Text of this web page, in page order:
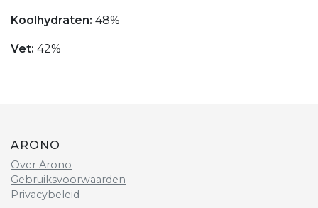
Koolhydraten: 48%
Vet: 42%
ARONO
Over Arono
Gebruiksvoorwaarden
Privacybeleid